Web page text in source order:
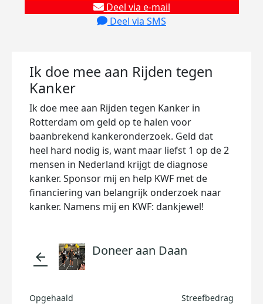
Deel via e-mail
Deel via SMS
Ik doe mee aan Rijden tegen
Kanker
Ik doe mee aan Rijden tegen Kanker in
Rotterdam om geld op te halen voor
baanbrekend kankeronderzoek. Geld dat
heel hard nodig is, want maar liefst 1 op de 2
mensen in Nederland krijgt de diagnose
kanker. Sponsor mij en help KWF met de
financiering van belangrijk onderzoek naar
kanker. Namens mij en KWF: dankjewel!
arrow_back Doneer aan Daan
Opgehaald Streefbedrag